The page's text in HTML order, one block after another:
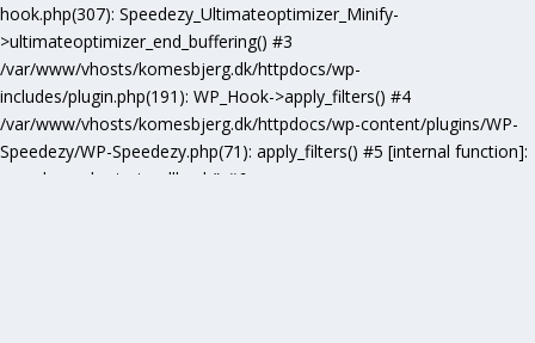
hook.php(307): Speedezy_Ultimateoptimizer_Minify-
>ultimateoptimizer_end_buffering() #3
/var/www/vhosts/komesbjerg.dk/httpdocs/wp-
includes/plugin.php(191): WP_Hook->apply_filters() #4
/var/www/vhosts/komesbjerg.dk/httpdocs/wp-content/plugins/WP-
Speedezy/WP-Speedezy.php(71): apply_filters() #5 [internal function]:
speedezy_ob_start_callback() #6